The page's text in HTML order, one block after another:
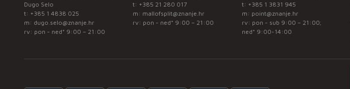
Dugo Selo
t: +385 1 4838 025
m: dugo.selo@znanje.hr
rv: pon - ned* 9:00 – 21:00
t: +385 21 280 017
m: mallofsplit@znanje.hr
rv: pon - ned* 9:00 – 21:00
t: +385 1 3831 945
m: point@znanje.hr
rv: pon - sub 9:00 – 21:00;
ned* 9:00-14:00